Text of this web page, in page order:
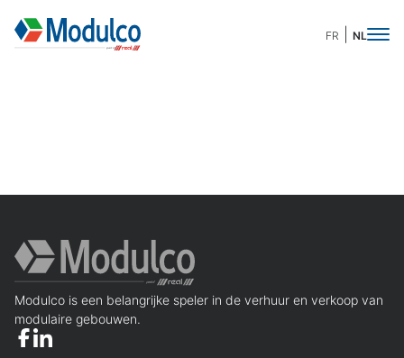
FR NL
Modulco is een belangrijke speler in de verhuur en verkoop van
modulaire gebouwen.